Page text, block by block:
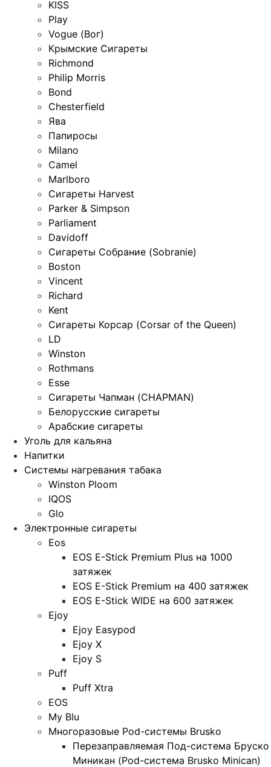
KISS
Play
Vogue (Вог)
Крымские Сигареты
Richmond
Philip Morris
Bond
Chesterfield
Ява
Папиросы
Milano
Camel
Marlboro
Сигареты Harvest
Parker & Simpson
Parliament
Davidoff
Сигареты Собрание (Sobranie)
Boston
Vincent
Richard
Kent
Сигареты Корсар (Corsar of the Queen)
LD
Winston
Rothmans
Esse
Сигареты Чапман (CHAPMAN)
Белорусские сигареты
Арабские сигареты
Уголь для кальяна
Напитки
Системы нагревания табака
Winston Ploom
IQOS
Glo
Электронные сигареты
Eos
EOS E-Stick Premium Plus на 1000
затяжек
EOS E-Stick Premium на 400 затяжек
EOS E-Stick WIDE на 600 затяжек
Ejoy
Ejoy Easypod
Ejoy X
Ejoy S
Puff
Puff Xtra
EOS
My Blu
Многоразовые Pod-системы Brusko
Перезаправляемая Под-система Бруско
Миникан (Pod-система Brusko Minican)